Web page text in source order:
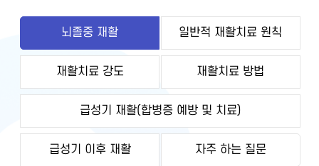
뇌졸중 재활 일반적 재활치료 원칙
재활치료 강도 재활치료 방법
급성기 재활(합병증 예방 및 치료)
급성기 이후 재활 자주 하는 질문